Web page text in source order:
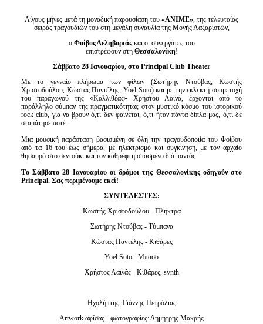
Λίγους μήνες μετά τη μοναδική παρουσίαση του «ΑΝΙΜΕ», της τελευταίας
σειράς τραγουδιών του στη μεγάλη συναυλία της Μονής Λαζαριστών,
ο Φοίβος Δεληβοριάςκαι οι συνεργάτες του
επιστρέφουν στη Θεσσαλονίκη!
Σάββατο 28 Ιανουαρίου, στο Principal Club Theater
Με το γενναίο πλήρωμα των φίλων(Σωτήρης Ντούβας, Κωστής
Χριστοδούλου, Κώστας Παντέλης, Yoel Soto)και με την εκλεκτή συμμετοχή
του παραγωγού της «Καλλιθέας» Χρήστου Λαϊνά,έρχονται από το
παράλληλο σύμπαν της πραγματικότητας στον μυστικό κόσμο του ιστορικού
rock club, για να βρουν ό,τι δεν φαίνεται, ό,τι ήταν πάντα δίπλα μας, ό,τι δε
σταμάτησε ποτέ.
Μια μουσική παράσταση βασισμένη σε όλη την τραγουδοποιία του Φοίβου
από τα 16 του έως σήμερα, με ηλεκτρισμό και συγκίνηση, με τον αρχαίο
θησαυρό στο σεντούκι και τον καθρέφτη σπασμένο διά παντός.
Tο Σάββατο 28 Ιανουαρίου οι δρόμοι της Θεσσαλονίκης οδηγούν στo
Principal. Σας περιμένουμε εκεί!
ΣΥΝΤΕΛΕΣΤΕΣ:
Κωστής Χριστοδούλου - Πλήκτρα
Σωτήρης Ντούβας - Τύμπανα
Κώστας Παντέλης - Κιθάρες
Yoel Soto - Μπάσο
Χρήστος Λαϊνάς - Κιθάρες, synth
Ηχολήπτης: Γιάννης Πετρόλιας
Artwork αφίσας - φωτογραφίες: Δημήτρης Μακρής